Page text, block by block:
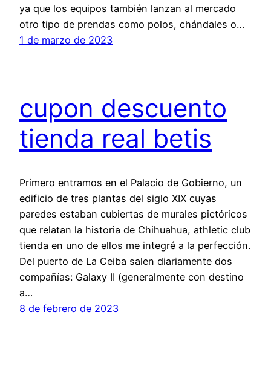
ya que los equipos también lanzan al mercado
otro tipo de prendas como polos, chándales o…
1 de marzo de 2023
cupon descuento
tienda real betis
Primero entramos en el Palacio de Gobierno, un
edificio de tres plantas del siglo XIX cuyas
paredes estaban cubiertas de murales pictóricos
que relatan la historia de Chihuahua, athletic club
tienda en uno de ellos me integré a la perfección.
Del puerto de La Ceiba salen diariamente dos
compañías: Galaxy II (generalmente con destino
a…
8 de febrero de 2023